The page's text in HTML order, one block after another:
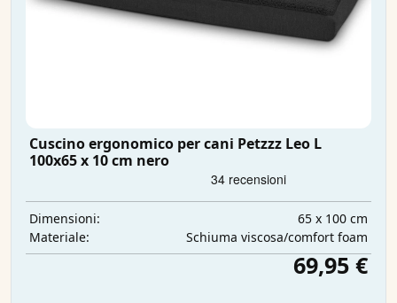
Cuscino ergonomico per cani Petzzz Leo L
100x65 x 10 cm nero
Dimensioni:
65 x 100 cm
Materiale:
Schiuma viscosa/comfort foam
69,95 €